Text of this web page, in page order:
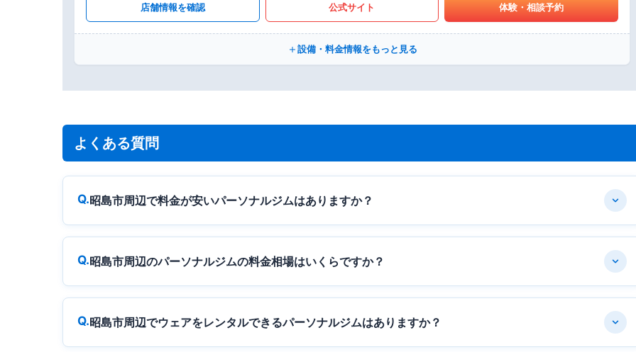
店舗情報を確認 公式サイト 体験・相談予約
設備・料金情報をもっと見る
よくある質問
昭島市周辺で料金が安いパーソナルジムはありますか？
昭島市周辺のパーソナルジムの料金相場はいくらですか？
昭島市周辺でウェアをレンタルできるパーソナルジムはありますか？